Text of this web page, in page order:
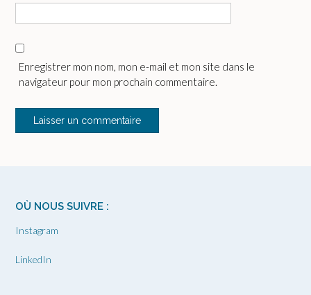
Enregistrer mon nom, mon e-mail et mon site dans le
navigateur pour mon prochain commentaire.
OÙ NOUS SUIVRE :
Instagram
LinkedIn